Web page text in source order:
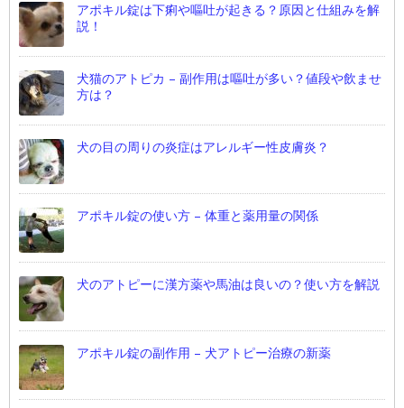
アポキル錠は下痢や嘔吐が起きる？原因と仕組みを解
説！
犬猫のアトピカ – 副作用は嘔吐が多い？値段や飲ませ
方は？
犬の目の周りの炎症はアレルギー性皮膚炎？
アポキル錠の使い方 – 体重と薬用量の関係
犬のアトピーに漢方薬や馬油は良いの？使い方を解説
アポキル錠の副作用 – 犬アトピー治療の新薬